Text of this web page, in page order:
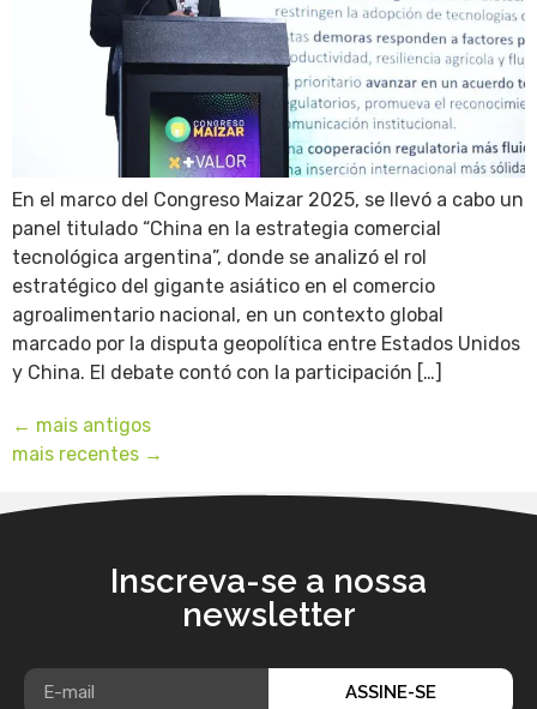
En el marco del Congreso Maizar 2025, se llevó a cabo un
panel titulado “China en la estrategia comercial
tecnológica argentina”, donde se analizó el rol
estratégico del gigante asiático en el comercio
agroalimentario nacional, en un contexto global
marcado por la disputa geopolítica entre Estados Unidos
y China. El debate contó con la participación […]
← mais antigos
mais recentes →
Inscreva-se a nossa
newsletter
ASSINE-SE